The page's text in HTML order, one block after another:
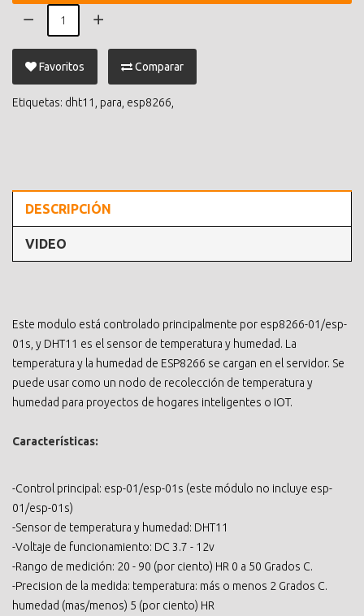
Favoritos Comparar
Etiquetas: dht11 para esp8266
DESCRIPCIÓN
VIDEO
Este modulo está controlado principalmente por esp8266-01/esp-
01s, y DHT11 es el sensor de temperatura y humedad. La
temperatura y la humedad de ESP8266 se cargan en el servidor. Se
puede usar como un nodo de recolección de temperatura y
humedad para proyectos de hogares inteligentes o IOT.
Características:
-Control principal: esp-01/esp-01s (este módulo no incluye esp-
01/esp-01s)
-Sensor de temperatura y humedad: DHT11
-Voltaje de funcionamiento: DC 3.7 - 12v
-Rango de medición: 20 - 90 (por ciento) HR 0 a 50 Grados C.
-Precision de la medida: temperatura: más o menos 2 Grados C.
humedad (mas/menos) 5 (por ciento) HR